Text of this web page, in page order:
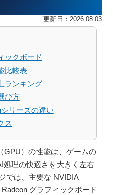
更新日：2026.08.03
ックボード
比較表
ランキング
び方
リーズの違い
ス
GPU）の性能は、ゲームの
処理の快適さを大きく左右
では、主要な NVIDIA
グラフィックボード